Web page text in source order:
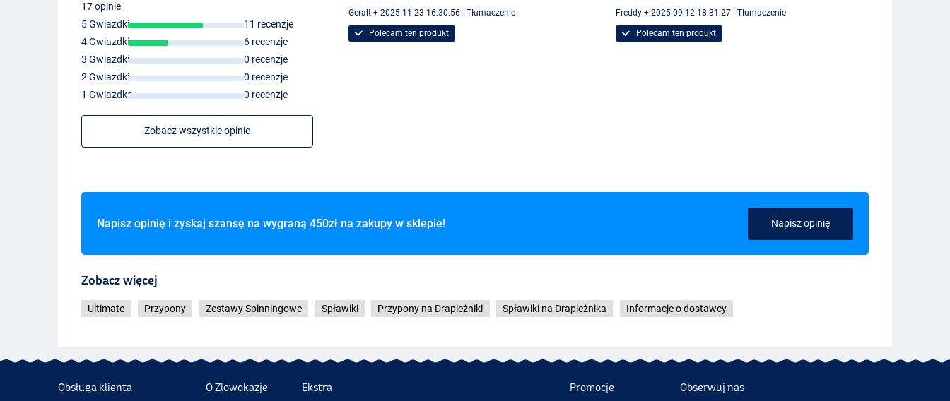
17 opinie
5 Gwiazdki
11 recenzje
4 Gwiazdki
6 recenzje
3 Gwiazdki
0 recenzje
2 Gwiazdki
0 recenzje
1 Gwiazdka
0 recenzje
Zobacz wszystkie opinie
Geralt + 2025-11-23 16:30:56 - Tłumaczenie
Polecam ten produkt
Freddy + 2025-09-12 18:31:27 - Tłumaczenie
Polecam ten produkt
Napisz opinię i zyskaj szansę na wygraną 450zł na zakupy w sklepie! Napisz opinię
Zobacz więcej
Ultimate Przypony Zestawy Spinningowe Spławiki Przypony na Drapieżniki Spławiki na Drapieżnika Informacje o dostawcy
Obsługa klienta O Zlowokazje Ekstra Promocje Obserwuj nas